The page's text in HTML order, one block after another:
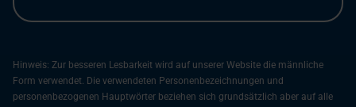
Hinweis: Zur besseren Lesbarkeit wird auf unserer Website die männliche
Form verwendet. Die verwendeten Personenbezeichnungen und
personenbezogenen Hauptwörter beziehen sich grundsätzlich aber auf alle